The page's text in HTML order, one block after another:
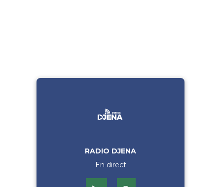
RADIO DJENA
En direct